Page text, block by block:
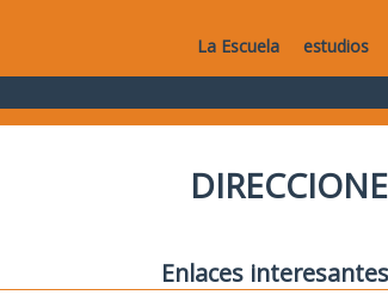
La Escuela estudios
Enlaces